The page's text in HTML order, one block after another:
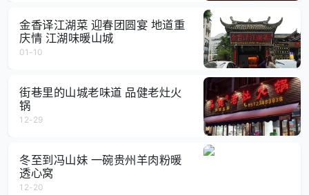
金香译江湖菜 迎春团圆宴 地道重
庆情 江湖味暖山城
01-10
街巷里的山城老味道 品健老灶火
锅
12-29
冬至到冯山妹 一碗贵州羊肉粉暖
透心窝
12-20